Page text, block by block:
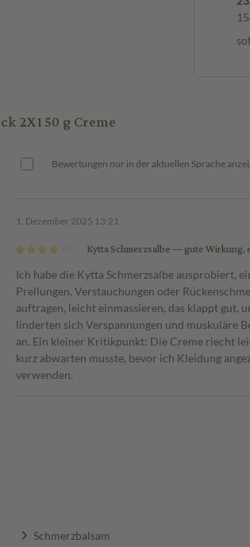
2X150 g Creme
Bewertungen nur in der aktuellen Sprache
1. Dezember 2025 13:21
Kytta Schmerzsalbe— gute Wirkung,
Ich habe die Kytta Schmerzsalbe ausprobiert,
Prellungen, Verstauchungen oder
auftragen, leicht einmassieren, das klappt gut,
linderten sich Verspannungen und muskuläre
an. Ein kleiner Kritikpunkt: Die Creme riecht
kurz abwarten musste, bevor ich Kleidung
verwenden.
Schmerzbalsam